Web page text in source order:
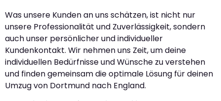
Was unsere Kunden an uns schätzen, ist nicht nur
unsere Professionalität und Zuverlässigkeit, sondern
auch unser persönlicher und individueller
Kundenkontakt. Wir nehmen uns Zeit, um deine
individuellen Bedürfnisse und Wünsche zu verstehen
und finden gemeinsam die optimale Lösung für deinen
Umzug von Dortmund nach England.